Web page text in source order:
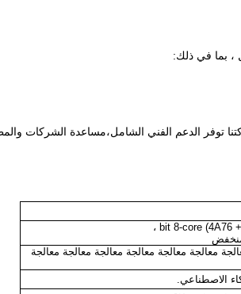
توفر الدعم الفني الشامل،مساعدة الشركات
منخفض
معالجة معالجة معالجة معالجة معالجة معالجة